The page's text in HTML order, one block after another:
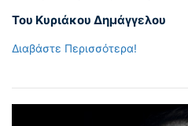
Του Κυριάκου Δημάγγελου
Διαβάστε Περισσότερα!